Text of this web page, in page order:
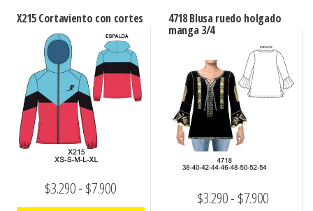
X215 Cortaviento con cortes
$3.290- $7.900Rango
4718 Blusa ruedo holgado
manga 3/4
$3.290- $7.900Rango